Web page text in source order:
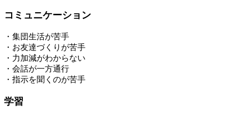
コミュニケーション
・集団生活が苦手
・お友達づくりが苦手
・力加減がわからない
・会話が一方通行
・指示を聞くのが苦手
学習